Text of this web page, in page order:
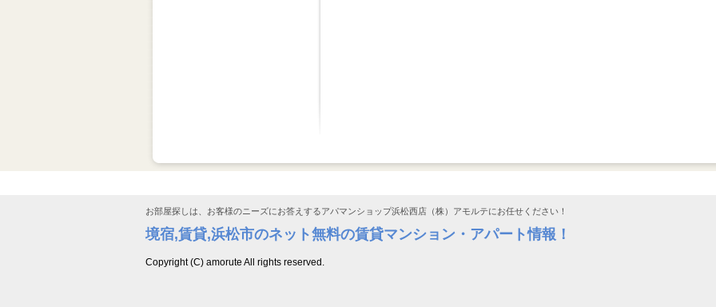
お部屋探しは、お客様のニーズにお答えするアパマンショップ浜松西店（株）アモルテにお任せください！
境宿,賃貸,浜松市のネット無料の賃貸マンション・アパート情報！
Copyright (C) amorute All rights reserved.